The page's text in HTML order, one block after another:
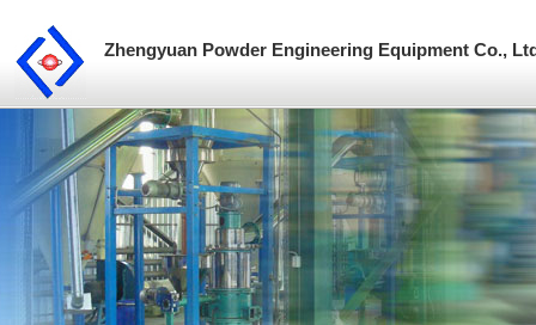
Zhengyuan Powder Engineering Equipment Co.,